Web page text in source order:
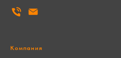
Компания